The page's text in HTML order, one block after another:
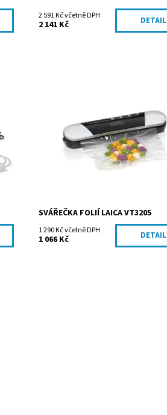
2 591 Kč včetně DPH
2 141 Kč DETAIL
VT3205
Značka:
Laica S.p.A.
SVÁŘEČKA FOLIÍ LAICA VT3205
1 290 Kč včetně DPH
1 066 Kč DETAIL